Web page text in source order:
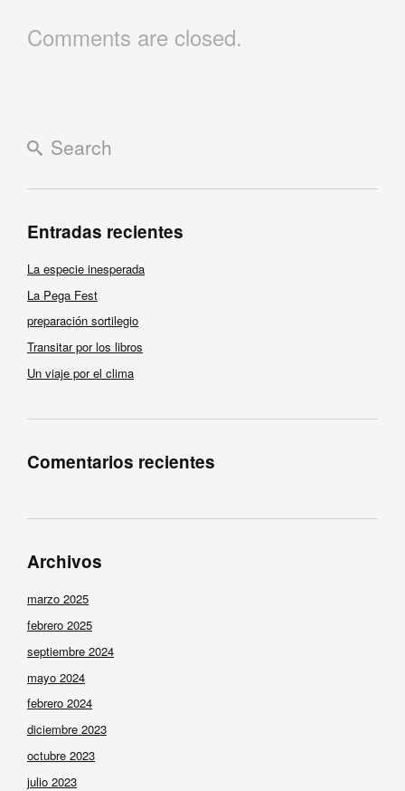
Comments are closed.
Entradas recientes
La especie inesperada
La Pega Fest
preparación sortilegio
Transitar por los libros
Un viaje por el clima
Comentarios recientes
Archivos
marzo 2025
febrero 2025
septiembre 2024
mayo 2024
febrero 2024
diciembre 2023
octubre 2023
julio 2023